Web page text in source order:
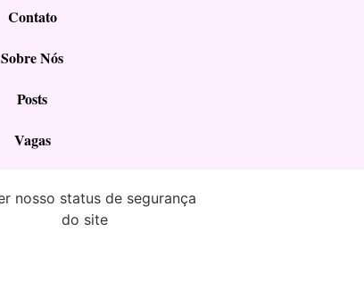
Contato
Sobre Nós
Posts
Vagas